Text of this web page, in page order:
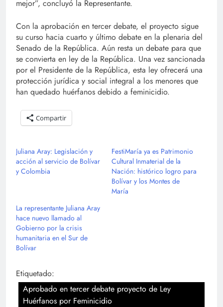
mejor”, concluyó la Representante.
Con la aprobación en tercer debate, el proyecto sigue
su curso hacia cuarto y último debate en la plenaria del
Senado de la República. Aún resta un debate para que
se convierta en ley de la República. Una vez sancionada
por el Presidente de la República, esta ley ofrecerá una
protección jurídica y social integral a los menores que
han quedado huérfanos debido a feminicidio.
Compartir
Juliana Aray: Legislación y
acción al servicio de Bolívar
y Colombia
FestiMaría ya es Patrimonio
Cultural Inmaterial de la
Nación: histórico logro para
Bolívar y los Montes de
María
La representante Juliana Aray
hace nuevo llamado al
Gobierno por la crisis
humanitaria en el Sur de
Bolívar
Etiquetado:
Aprobado en tercer debate proyecto de Ley
Huérfanos por Feminicidio